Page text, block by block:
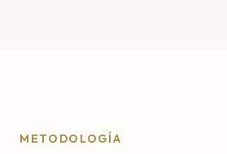
METODOLOGÍA